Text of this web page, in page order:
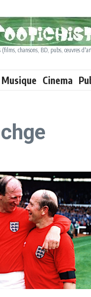
chansons, BD, pubs, œuvres
Musique Cinema